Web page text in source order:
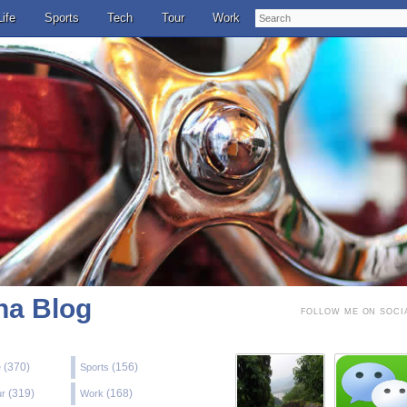
Sports Tech Tour Work
Search
Blog
(370) Sports (156)
(319) Work (168)
FOLLOW ME ON